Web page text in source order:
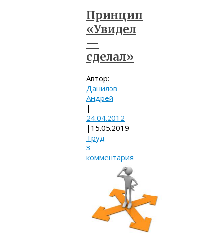
Принцип
«Увидел
—
сделал»
Автор:
Данилов
Андрей
|
24.04.2012
| 15.05.2019
Труд
3
комментария